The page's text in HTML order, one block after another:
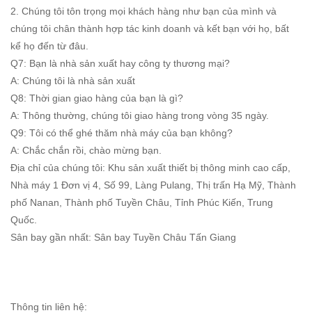
2. Chúng tôi tôn trọng mọi khách hàng như bạn của mình và
chúng tôi chân thành hợp tác kinh doanh và kết bạn với họ, bất
kể họ đến từ đâu.
Q7: Bạn là nhà sản xuất hay công ty thương mại?
A: Chúng tôi là nhà sản xuất
Q8: Thời gian giao hàng của bạn là gì?
A: Thông thường, chúng tôi giao hàng trong vòng 35 ngày.
Q9: Tôi có thể ghé thăm nhà máy của bạn không?
A: Chắc chắn rồi, chào mừng bạn.
Địa chỉ của chúng tôi: Khu sản xuất thiết bị thông minh cao cấp,
Nhà máy 1 Đơn vị 4, Số 99, Làng Pulang, Thị trấn Hạ Mỹ, Thành
phố Nanan, Thành phố Tuyền Châu, Tỉnh Phúc Kiến, Trung
Quốc.
Sân bay gần nhất: Sân bay Tuyền Châu Tấn Giang
Thông tin liên hệ: